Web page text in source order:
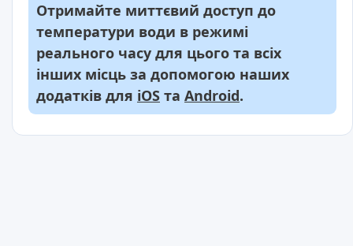
Отримайте миттєвий доступ до
температури води в режимі
реального часу для цього та всіх
інших місць за допомогою наших
додатків для iOS та Android.